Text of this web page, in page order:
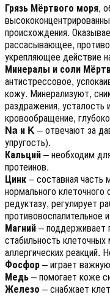
Грязь Мёртвого моря,
происхождения.
рассасывающее,
укрепляющее действие
Минералы и соли
антистрессовое,
кожу. Минерализуют,
раздражения,
кровообращение,
Na и K– отвечают за
упругость).
Кальций– необходим
протеинов.
Цинк– составная часть
нормального
редуктазу, регулирует
противовоспалительное
Магний– поддерживает
стабильность
аллергических реакций.
Фосфор– играет
Медь– помогает коже
Железо – снабжает